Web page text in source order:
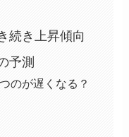
続き上昇傾向
予測
のが遅くなる？